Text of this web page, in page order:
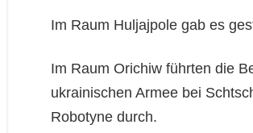
Im Raum Huljajpole gab es
Im Raum Orichiw führten die
ukrainischen Armee bei
Robotyne durch.